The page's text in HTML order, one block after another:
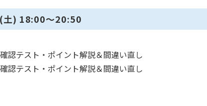
) 18:00～20:50
テスト・ポイント解説＆間違い直し
テスト・ポイント解説＆間違い直し